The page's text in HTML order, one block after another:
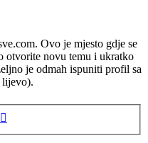
Ovo je mjesto gdje se
otvorite novu temu i ukratko
je odmah ispuniti profil sa
lijevo).